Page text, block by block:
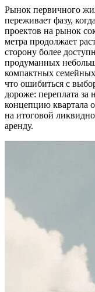
Рынок первичного
переживает фазу,
проектов на рынок
метра продолжает
сторону более
продуманных
компактных семейных
что ошибиться с
дороже: переплата
концепцию квартала
на итоговой
аренду.